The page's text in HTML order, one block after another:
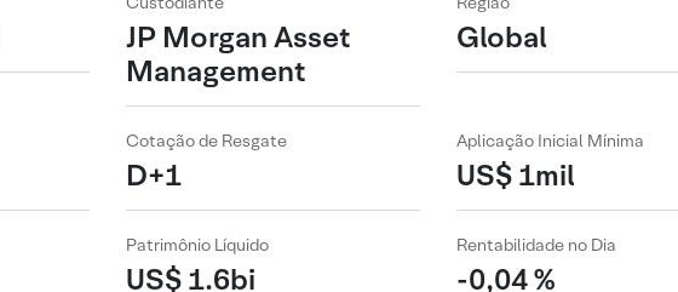
JP Morgan Asset
Management
Global
Cotação de Resgate
D+1
Aplicação Inicial Mínima
US$ 1mil
Patrimônio Líquido
US$ 1.6bi
Rentabilidade no Dia
-0,04 %